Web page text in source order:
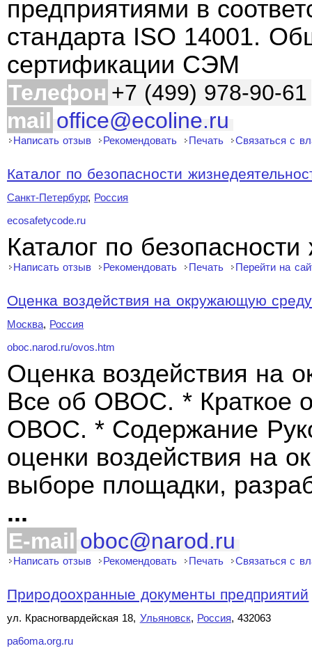
предприятиями в
стандарта ISO 14001.
сертификации СЭМ
Телефон +7 (499) 978-90-61
mail office@ecoline.ru
Написать отзыв Рекомендовать Печать Связаться с
Каталог по безопасности
Санкт-Петербург, Россия
ecosafetycode.ru
Каталог по
Написать отзыв Рекомендовать Печать Перейти на
Оценка воздействия на окружающую
Москва, Россия
oboc.narod.ru/ovos.htm
Оценка воздействия
Все об ОВОС. * Краткое
ОВОС. * Содержание
оценки воздействия на
выборе площадки,
...
E-mail oboc@narod.ru
Написать отзыв Рекомендовать Печать Связаться с
Природоохранные документы предприятий
ул. Красногвардейская 18, Ульяновск, Россия, 432063
pa6oma.org.ru